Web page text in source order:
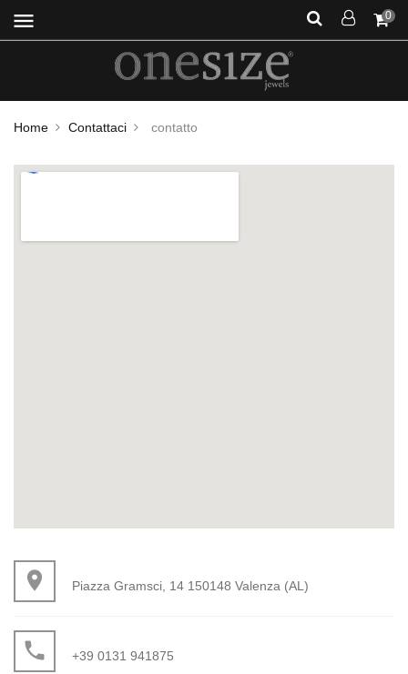
menu 0
Home Contattaci contatto
place Piazza Gramsci, 14 150148 Valenza (AL)
local_phone +39 0131 941875